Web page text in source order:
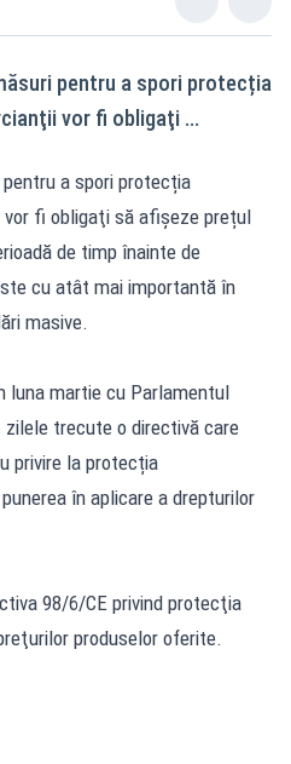
pentru a spori protecția
vor fi obligaţi ...
pentru a spori protecția
fi obligaţi să afișeze prețul
de timp înainte de
cu atât mai importantă în
masive.
luna martie cu Parlamentul
zilele trecute o directivă care
privire la protecția
în aplicare a drepturilor
98/6/CE privind protecţia
produselor oferite.